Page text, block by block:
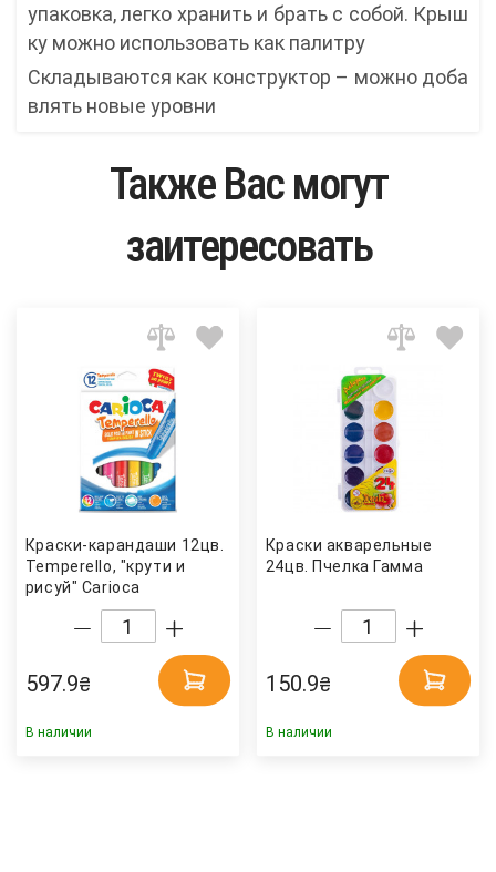
упаковка, легко хранить и брать с собой. Крыш
ку можно использовать как палитру
Складываются как конструктор – можно доба
влять новые уровни
Также Вас могут
заитересовать
Краски-карандаши 12цв.
Temperello, "крути и
рисуй" Carioca
597.9₴
В наличии
Краски акварельные
24цв. Пчелка Гамма
150.9₴
В наличии